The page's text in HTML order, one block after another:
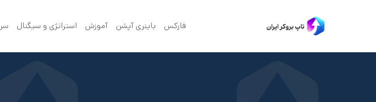
فارکس باینری آپشن آموزش استراتژی و سیگنال